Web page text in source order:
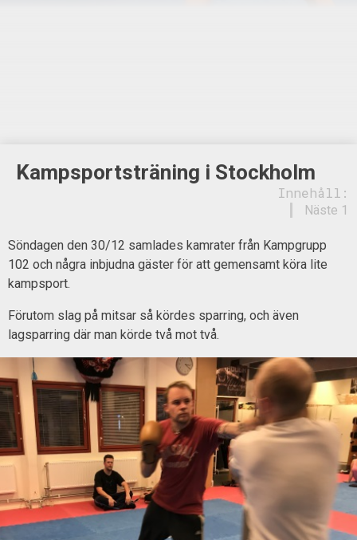
Kampsportsträning i Stockholm
Innehåll:
Näste 1
Söndagen den 30/12 samlades kamrater från Kampgrupp
102 och några inbjudna gäster för att gemensamt köra lite
kampsport.
Förutom slag på mitsar så kördes sparring, och även
lagsparring där man körde två mot två.